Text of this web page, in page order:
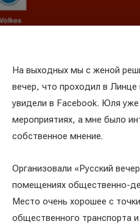
На выходных мы с женой
вечер, что проходил в
увидели в Facebook. Юля уже
мероприятиях, а мне было
собственное мнение.
Организовали «Русский
помещениях общественно-
Место очень хорошее с
общественного транспорта